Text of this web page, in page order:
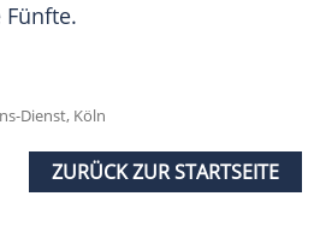
Fünfte.
Dienst, Köln
ZURÜCK ZUR STARTSEITE